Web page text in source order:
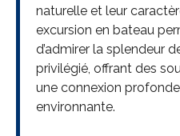
naturelle et leur
excursion en bateau
d’admirer la splendeur
privilégié, offrant des
une connexion
environnante.